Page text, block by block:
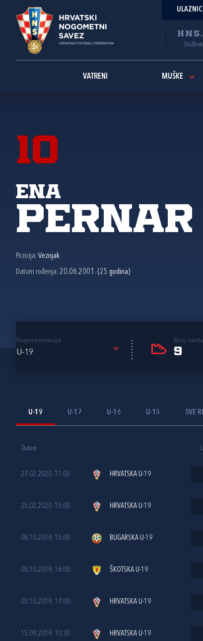
VATRENI MUŠKE
10
Ena
Pernar
Pozicija: Veznjak
Datum rođenja: 20.06.2001. (25 godina)
Reprezentacija
U-19
Broj
9
U-19 U-17 U-16 U-15 SVE
Datum
27.02.2020. 11:00 HRVATSKA U-19
25.02.2020. 15:00 HRVATSKA U-19
08.10.2019. 15:00 BUGARSKA U-19
05.10.2019. 16:00 ŠKOTSKA U-19
02.10.2019. 17:00 HRVATSKA U-19
15.09.2019. 10:30 HRVATSKA U-19